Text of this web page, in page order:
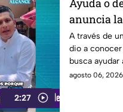
2:27
Ayuda o
anuncia
ayudar
A través de
dio a
busca
descuento.
agosto 06,